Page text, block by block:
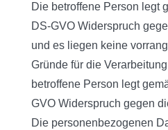
Die betroffene Person legt
DS-GVO Widerspruch
und es liegen keine
Gründe für die
betroffene Person legt
GVO Widerspruch gegen
Die personenbezogenen